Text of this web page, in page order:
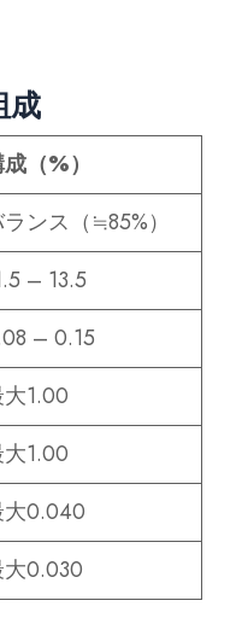
成
（%）
ンス（≒85%）
– 13.5
– 0.15
1.00
1.00
大0.040
0.030